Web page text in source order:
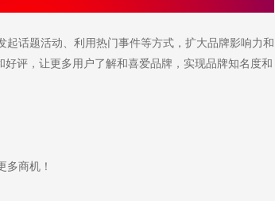
话题活动、利用热门事件等方式，扩大品牌影响力和
评，让更多用户了解和喜爱品牌，实现品牌知名度和
商机！